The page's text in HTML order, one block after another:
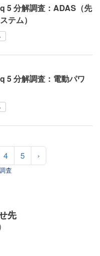
査
5 分解調査：ADAS（先
テム）
5 分解調査：電動パワ
4 5 ›
先